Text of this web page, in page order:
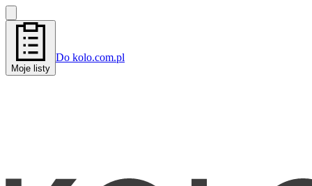
Moje listy
Do kolo.com.pl